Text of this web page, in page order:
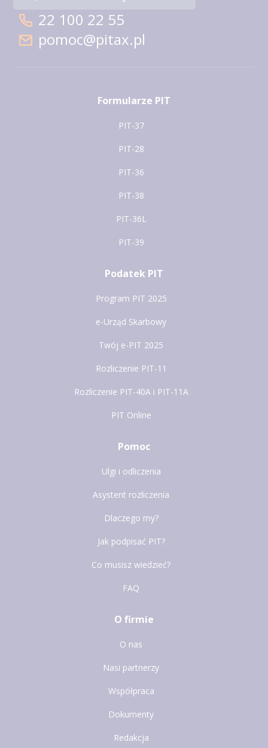
22 100 22 55
pomoc@pitax.pl
Formularze PIT
PIT-37
PIT-28
PIT-36
PIT-38
PIT-36L
PIT-39
Podatek PIT
Program PIT 2025
e-Urząd Skarbowy
Twój e-PIT 2025
Rozliczenie PIT-11
Rozliczenie PIT-40A i PIT-11A
PIT Online
Pomoc
Ulgi i odliczenia
Asystent rozliczenia
Dlaczego my?
Jak podpisać PIT?
Co musisz wiedzieć?
FAQ
O firmie
O nas
Nasi partnerzy
Współpraca
Dokumenty
Redakcja